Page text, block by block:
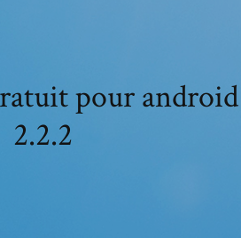
pour android
2.2.2